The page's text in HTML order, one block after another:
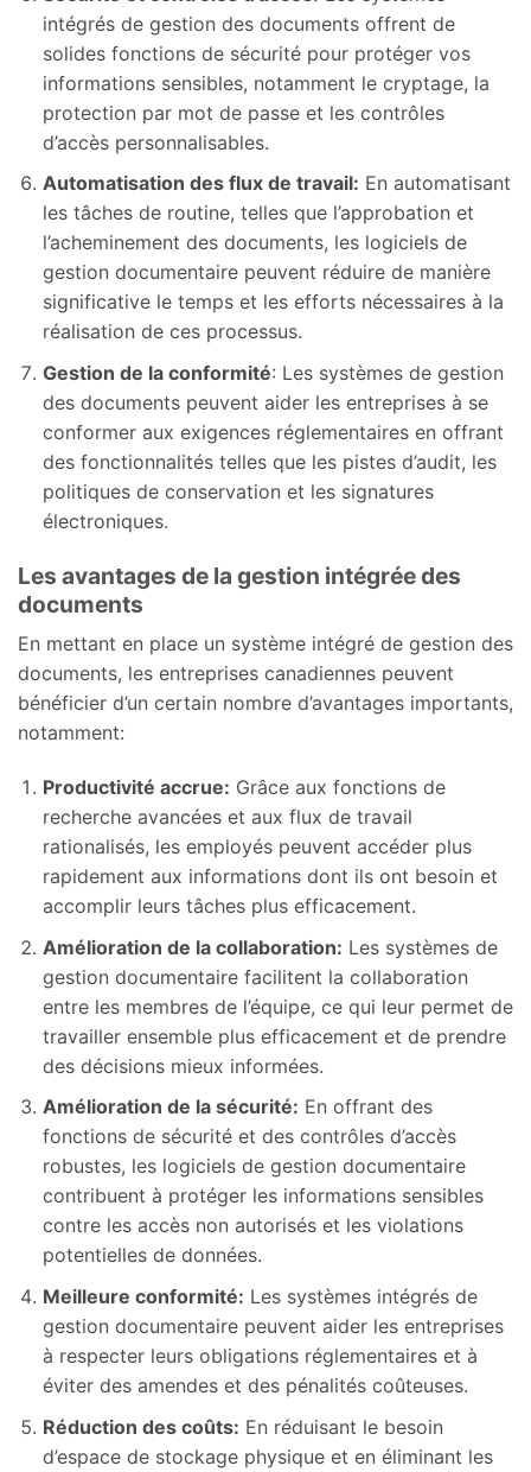
intégrés de gestion des documents offrent de
solides fonctions de sécurité pour protéger vos
informations sensibles, notamment le cryptage, la
protection par mot de passe et les contrôles
d’accès personnalisables.
Automatisation des flux de travail: En automatisant
les tâches de routine, telles que l’approbation et
l’acheminement des documents, les logiciels de
gestion documentaire peuvent réduire de manière
significative le temps et les efforts nécessaires à la
réalisation de ces processus.
Gestion de la conformité: Les systèmes de gestion
des documents peuvent aider les entreprises à se
conformer aux exigences réglementaires en offrant
des fonctionnalités telles que les pistes d’audit, les
politiques de conservation et les signatures
électroniques.
Les avantages de la gestion intégrée des
documents
En mettant en place un système intégré de gestion des
documents, les entreprises canadiennes peuvent
bénéficier d’un certain nombre d’avantages importants,
notamment:
Productivité accrue: Grâce aux fonctions de
recherche avancées et aux flux de travail
rationalisés, les employés peuvent accéder plus
rapidement aux informations dont ils ont besoin et
accomplir leurs tâches plus efficacement.
Amélioration de la collaboration: Les systèmes de
gestion documentaire facilitent la collaboration
entre les membres de l’équipe, ce qui leur permet de
travailler ensemble plus efficacement et de prendre
des décisions mieux informées.
Amélioration de la sécurité: En offrant des
fonctions de sécurité et des contrôles d’accès
robustes, les logiciels de gestion documentaire
contribuent à protéger les informations sensibles
contre les accès non autorisés et les violations
potentielles de données.
Meilleure conformité: Les systèmes intégrés de
gestion documentaire peuvent aider les entreprises
à respecter leurs obligations réglementaires et à
éviter des amendes et des pénalités coûteuses.
Réduction des coûts: En réduisant le besoin
d’espace de stockage physique et en éliminant les